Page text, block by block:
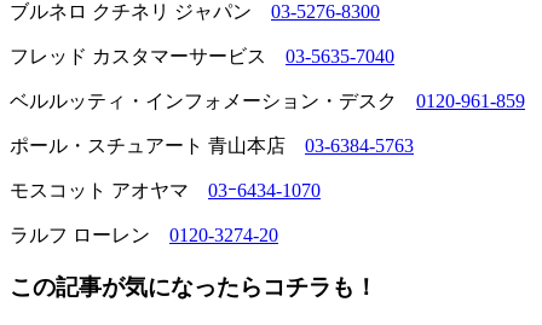
ブルネロ クチネリ ジャパン 03-5276-8300
フレッド カスタマーサービス 03-5635-7040
ベルルッティ・インフォメーション・デスク 0120-961-859
ポール・スチュアート 青山本店 03-6384-5763
モスコット アオヤマ 03ｰ6434-1070
ラルフ ローレン 0120-3274-20
この記事が気になったらコチラも！